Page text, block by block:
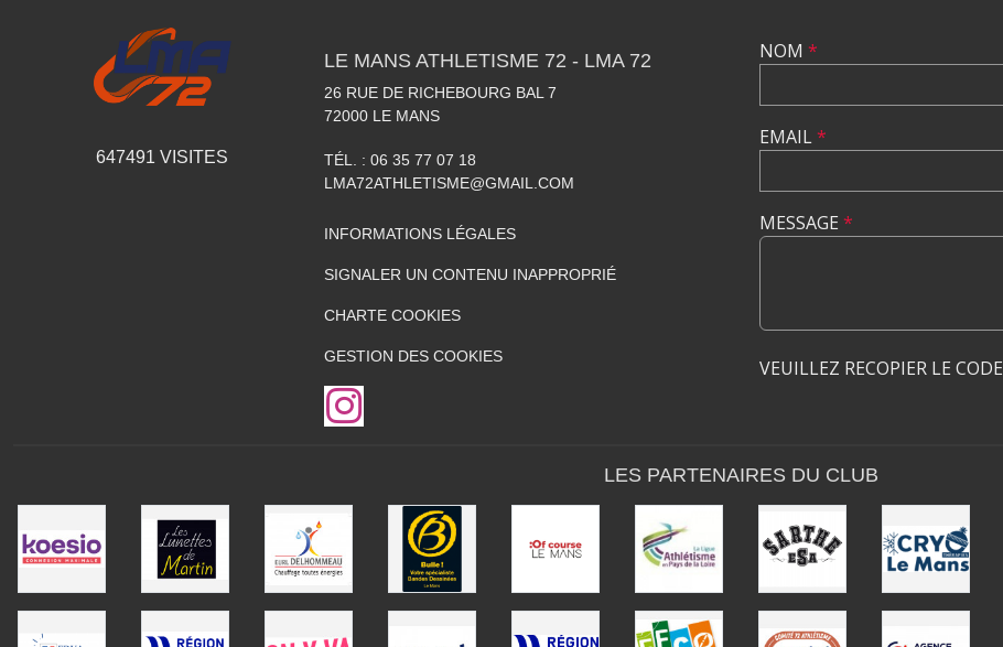
647491 VISITES
LE MANS ATHLETISME 72 - LMA 72
26 RUE DE RICHEBOURG BAL 7
72000 LE MANS
TÉL. : 06 35 77 07 18
LMA72ATHLETISME@GMAIL.COM
INFORMATIONS LÉGALES
SIGNALER UN CONTENU INAPPROPRIÉ
CHARTE COOKIES
GESTION DES COOKIES
NOM *
EMAIL*
MESSAGE *
VEUILLEZ RECOPIER LE CODE
LES PARTENAIRES DU CLUB